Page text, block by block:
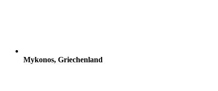
Mykonos, Griechenland